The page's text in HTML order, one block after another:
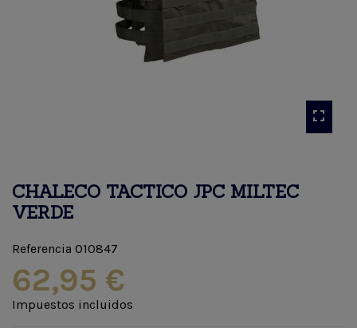
CHALECO TACTICO JPC MILTEC
VERDE
Referencia 010847
62,95 €
Impuestos incluidos